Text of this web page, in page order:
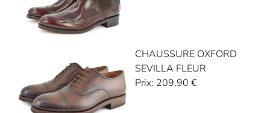
CHAUSSURE OXFORD
SEVILLA FLEUR
Prix: 209,90 €